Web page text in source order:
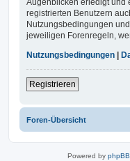
Augenblicken erledigt und
registrierten Benutzern
Nutzungsbedingungen
jeweiligen Forenregeln,
Nutzungsbedingungen
Registrieren
Foren-Übersicht
Powered by phpBB